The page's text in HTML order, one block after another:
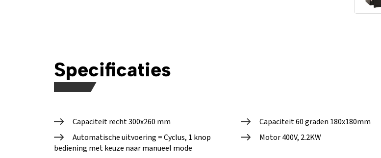
Specificaties
Capaciteit recht 300x260 mm Capaciteit 60 graden 180x180mm
Automatische uitvoering = Cyclus, 1 knop
bediening met keuze naar manueel mode
Motor 400V, 2.2KW